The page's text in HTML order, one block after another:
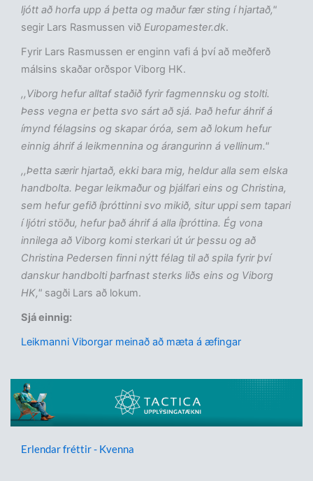
ljótt að horfa upp á þetta og maður fær sting í hjartað,"
segir Lars Rasmussen við Europamester.dk.
Fyrir Lars Rasmussen er enginn vafi á því að meðferð
málsins skaðar orðspor Viborg HK.
,,Viborg hefur alltaf staðið fyrir fagmennsku og stolti.
Þess vegna er þetta svo sárt að sjá. Það hefur áhrif á
ímynd félagsins og skapar óróa, sem að lokum hefur
einnig áhrif á leikmennina og árangurinn á vellinum."
,,Þetta særir hjartað, ekki bara mig, heldur alla sem elska
handbolta. Þegar leikmaður og þjálfari eins og Christina,
sem hefur gefið íþróttinni svo mikið, situr uppi sem tapari
í ljótri stöðu, hefur það áhrif á alla íþróttina. Ég vona
innilega að Viborg komi sterkari út úr þessu og að
Christina Pedersen finni nýtt félag til að spila fyrir því
danskur handbolti þarfnast sterks liðs eins og Viborg
HK," sagði Lars að lokum.
Sjá einnig:
Leikmanni Viborgar meinað að mæta á æfingar
Erlendar fréttir - Kvenna